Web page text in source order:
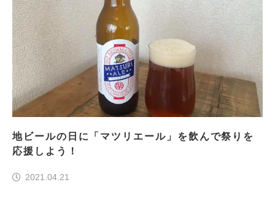
地ビールの日に「マツリエール」を飲んで祭りを
応援しよう！
2021.04.21